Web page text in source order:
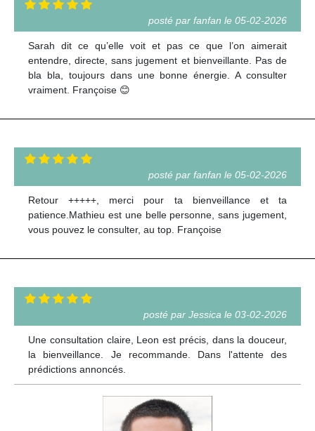
posté par fanfan le 05-02-2026
Sarah dit ce qu’elle voit et pas ce que l’on aimerait
entendre, directe, sans jugement et bienveillante. Pas de
bla bla, toujours dans une bonne énergie. A consulter
vraiment. Françoise 😊
posté par fanfan le 05-02-2026
Retour +++++, merci pour ta bienveillance et ta
patience.Mathieu est une belle personne, sans jugement,
vous pouvez le consulter, au top. Françoise
posté par Jessica le 03-02-2026
Une consultation claire, Leon est précis, dans la douceur,
la bienveillance. Je recommande. Dans l'attente des
prédictions annoncés.